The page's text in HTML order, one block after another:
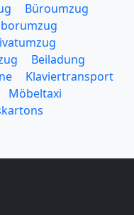
Büroumzug
Beiladung
Klaviertransport
Möbeltaxi